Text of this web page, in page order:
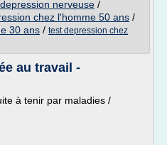
nerveuse /
chez l'homme 50 ans /
30 ans / test depression chez
au travail -
à tenir par maladies /